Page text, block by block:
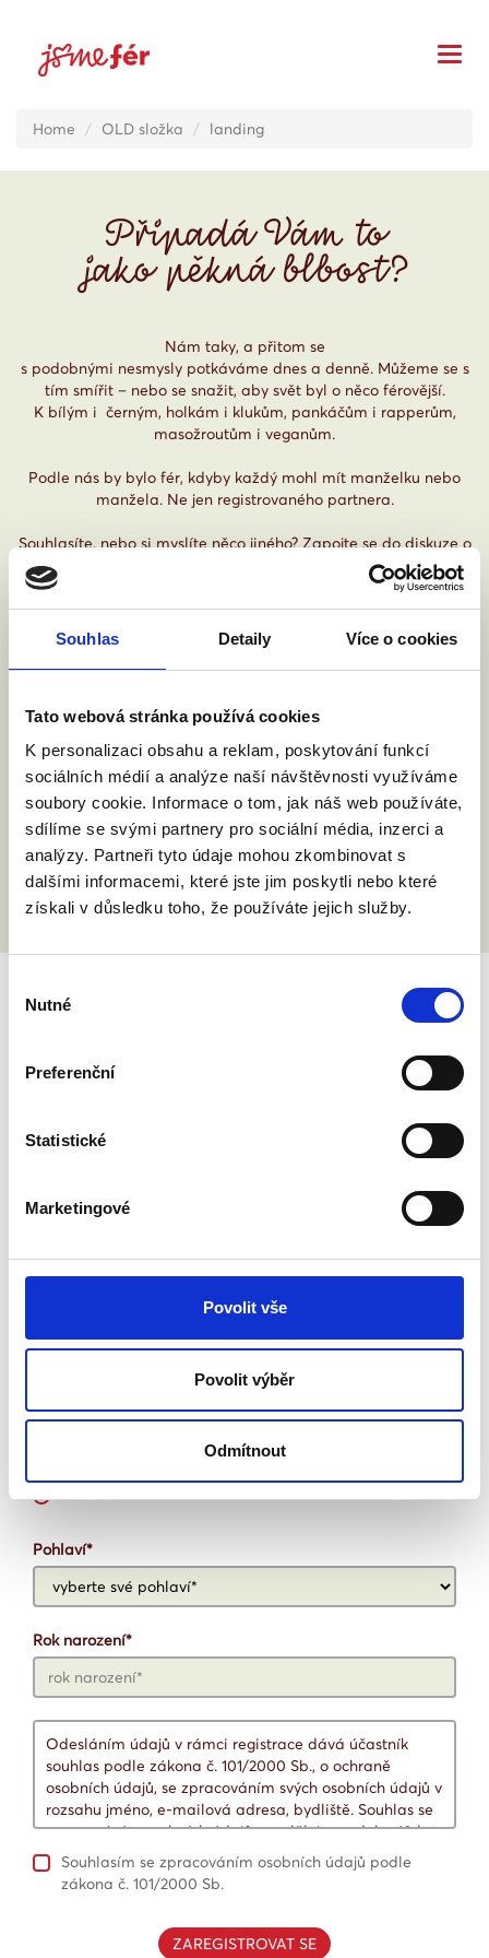
Souhlas Detaily Více o cookies
Tato webová stránka používá cookies
K personalizaci obsahu a reklam, poskytování funkcí
sociálních médií a analýze naší návštěvnosti využíváme
soubory cookie. Informace o tom, jak náš web používáte,
sdílíme se svými partnery pro sociální média, inzerci a
analýzy. Partneři tyto údaje mohou zkombinovat s
dalšími informacemi, které jste jim poskytli nebo které
získali v důsledku toho, že používáte jejich služby.
souhlasu
Nutné
Preferenční
Statistické
Marketingové
Povolit vše
Povolit výběr
Odmítnout
Home OLD složka landing
Připadá Vám to
jako pěkná blbost?
Nám taky, a přitom se
s podobnými nesmysly potkáváme dnes a denně. Můžeme se s
tím smířit – nebo se snažit, aby svět byl o něco férovější.
K bílým i černým, holkám i klukům, pankáčům i rapperům,
masožroutům i veganům.
Podle nás by bylo fér, kdyby každý mohl mít manželku nebo
manžela. Ne jen registrovaného partnera.
Souhlasíte, nebo si myslíte něco jiného? Zapojte se do diskuze o
tom, co v naší společnosti je a není fér. Zajímají nás Vaše
Chcete vědět víc? Klikněte na www.jsmefer.cz
E-mailová adresa*
Poštovní směrovací číslo*
základní
Pohlaví*
Rok narození*
Odesláním údajů v rámci registrace dává účastník
souhlas podle zákona č. 101/2000 Sb., o ochraně
osobních údajů, se zpracováním svých osobních údajů v
rozsahu jméno, e-mailová adresa, bydliště. Souhlas se
zpracováním osobních údajů se uděluje na dobu 10 let,
případně do odvolání tohoto souhlasu subjektem
údajů. Účelem zpracování údajů poskytnutých na
základě dobrovolného rozhodnutí účastníků je zajištění
služeb, nebo zasílaní informací o pořádaných akcích,
Souhlasím se zpracováním osobních údajů podle
zákona č. 101/2000 Sb.